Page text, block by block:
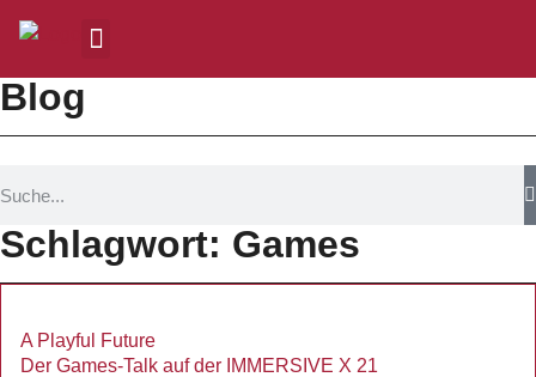
Blog
Schlagwort: Games
A Playful Future
Der Games-Talk auf der IMMERSIVE X 21